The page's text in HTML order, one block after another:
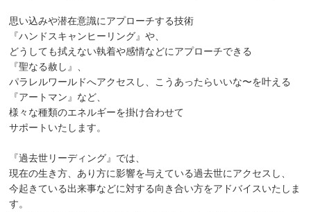
思い込みや潜在意識にアプローチする技術
『ハンドスキャンヒーリング』や、
どうしても拭えない執着や感情などにアプローチできる
『聖なる赦し』、
パラレルワールドへアクセスし、こうあったらいいな〜を叶える
『アートマン』など、
様々な種類のエネルギーを掛け合わせて
サポートいたします。
『過去世リーディング』では、
現在の生き方、あり方に影響を与えている過去世にアクセスし、
今起きている出来事などに対する向き合い方をアドバイスいたしま
す。